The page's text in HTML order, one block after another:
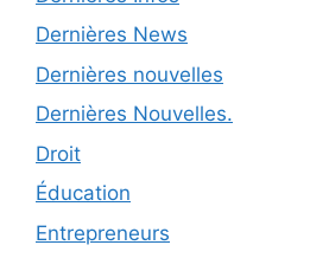
Dernières News
Dernières nouvelles
Dernières Nouvelles.
Droit
Éducation
Entrepreneurs